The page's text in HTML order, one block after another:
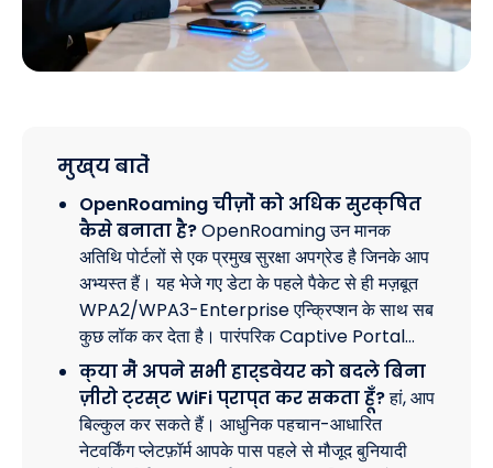
मुख्य बातें
OpenRoaming चीज़ों को अधिक सुरक्षित
कैसे बनाता है?OpenRoaming उन मानक
अतिथि पोर्टलों से एक प्रमुख सुरक्षा अपग्रेड है जिनके आप
अभ्यस्त हैं। यह भेजे गए डेटा के पहले पैकेट से ही मज़बूत
WPA2/WPA3-Enterprise एन्क्रिप्शन के साथ सब
कुछ लॉक कर देता है। पारंपरिक Captive Portal…
क्या मैं अपने सभी हार्डवेयर को बदले बिना
ज़ीरो ट्रस्ट WiFi प्राप्त कर सकता हूँ?हां, आप
बिल्कुल कर सकते हैं। आधुनिक पहचान-आधारित
नेटवर्किंग प्लेटफ़ॉर्म आपके पास पहले से मौजूद बुनियादी